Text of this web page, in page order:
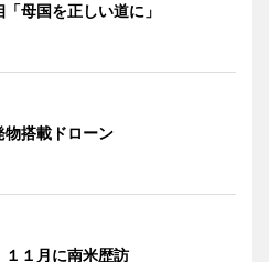
母国を正しい道に」
物搭載ドローン
１１月に南米歴訪